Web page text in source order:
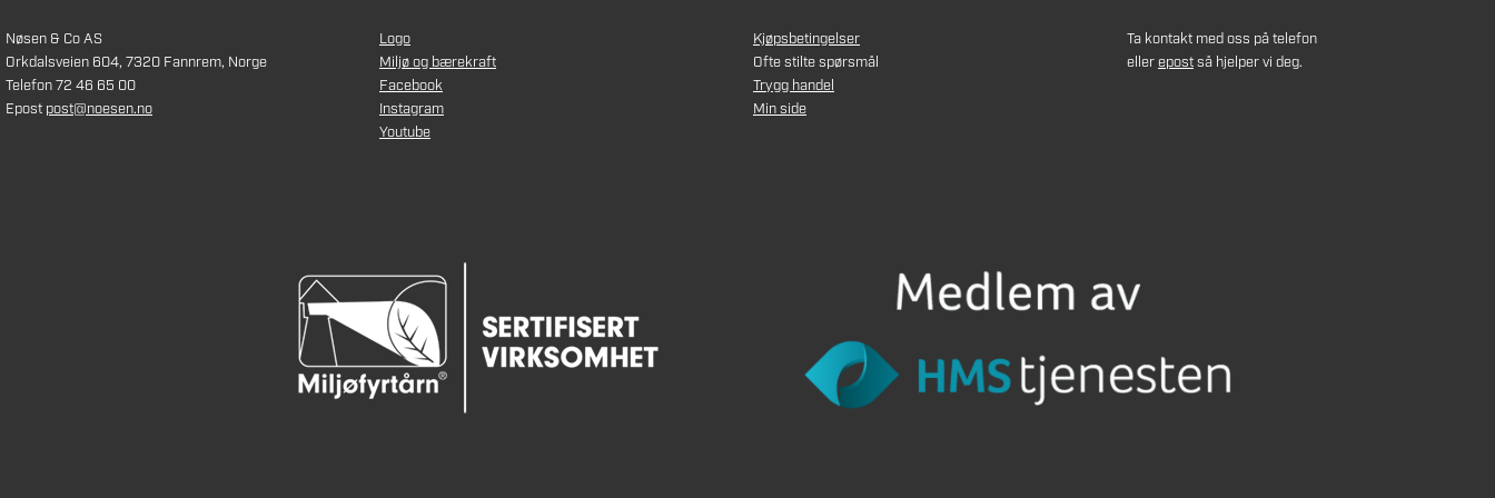
Nøsen & Co AS
Orkdalsveien 604, 7320 Fannrem, Norge
Telefon 72 46 65 00
Epost post@noesen.no
Logo
Miljø og bærekraft
Facebook
Instagram
Youtube
Kjøpsbetingelser
Ofte stilte spørsmål
Trygg handel
Min side
Ta kontakt med oss på telefon
ellerepostså hjelper vi deg.